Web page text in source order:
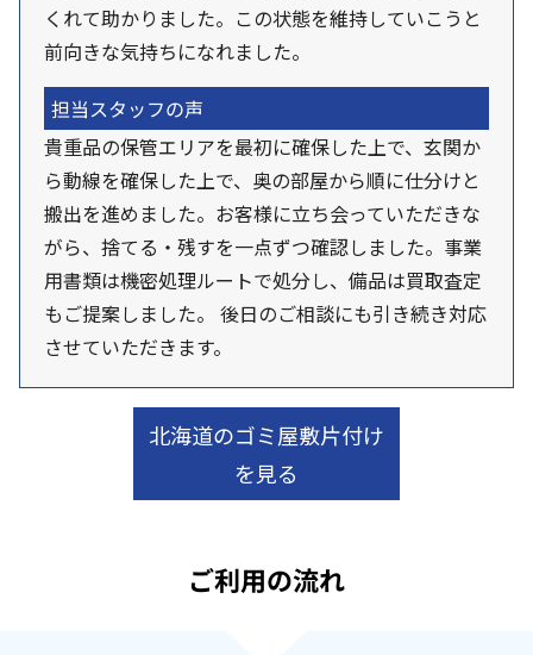
くれて助かりました。この状態を維持していこうと
前向きな気持ちになれました。
担当スタッフの声
貴重品の保管エリアを最初に確保した上で、玄関か
ら動線を確保した上で、奥の部屋から順に仕分けと
搬出を進めました。お客様に立ち会っていただきな
がら、捨てる・残すを一点ずつ確認しました。事業
用書類は機密処理ルートで処分し、備品は買取査定
もご提案しました。 後日のご相談にも引き続き対応
させていただきます。
北海道のゴミ屋敷片付け
を見る
ご利用の流れ